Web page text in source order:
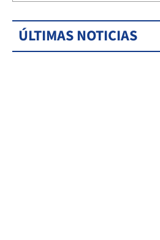
ÚLTIMAS NOTICIAS